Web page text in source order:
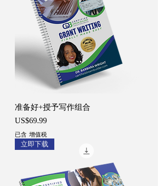
准备好+授予写作组合
價格
US$69.99
已含 增值税
立即下载